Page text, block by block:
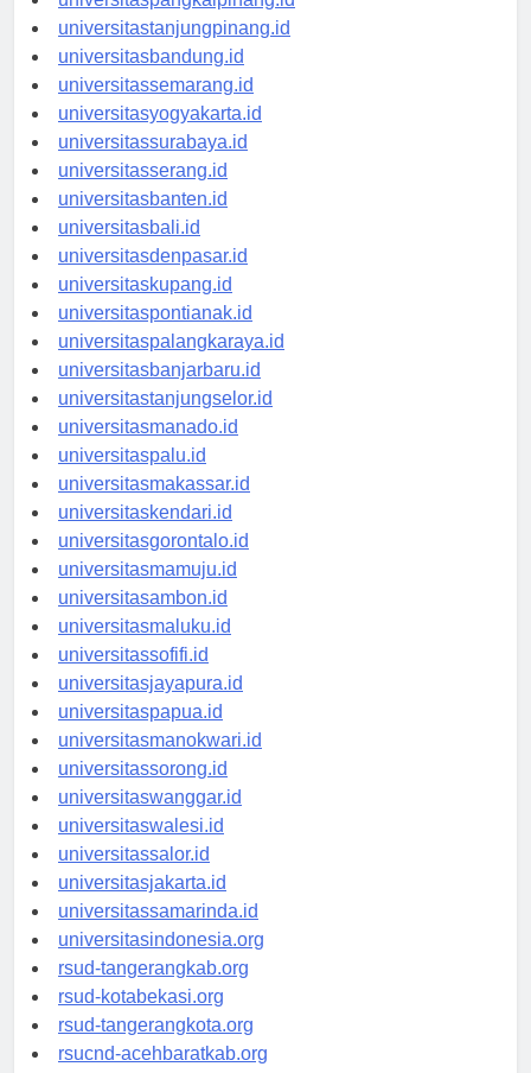
universitaspangkalpinang.id
universitastanjungpinang.id
universitasbandung.id
universitassemarang.id
universitasyogyakarta.id
universitassurabaya.id
universitasserang.id
universitasbanten.id
universitasbali.id
universitasdenpasar.id
universitaskupang.id
universitaspontianak.id
universitaspalangkaraya.id
universitasbanjarbaru.id
universitastanjungselor.id
universitasmanado.id
universitaspalu.id
universitasmakassar.id
universitaskendari.id
universitasgorontalo.id
universitasmamuju.id
universitasambon.id
universitasmaluku.id
universitassofifi.id
universitasjayapura.id
universitaspapua.id
universitasmanokwari.id
universitassorong.id
universitaswanggar.id
universitaswalesi.id
universitassalor.id
universitasjakarta.id
universitassamarinda.id
universitasindonesia.org
rsud-tangerangkab.org
rsud-kotabekasi.org
rsud-tangerangkota.org